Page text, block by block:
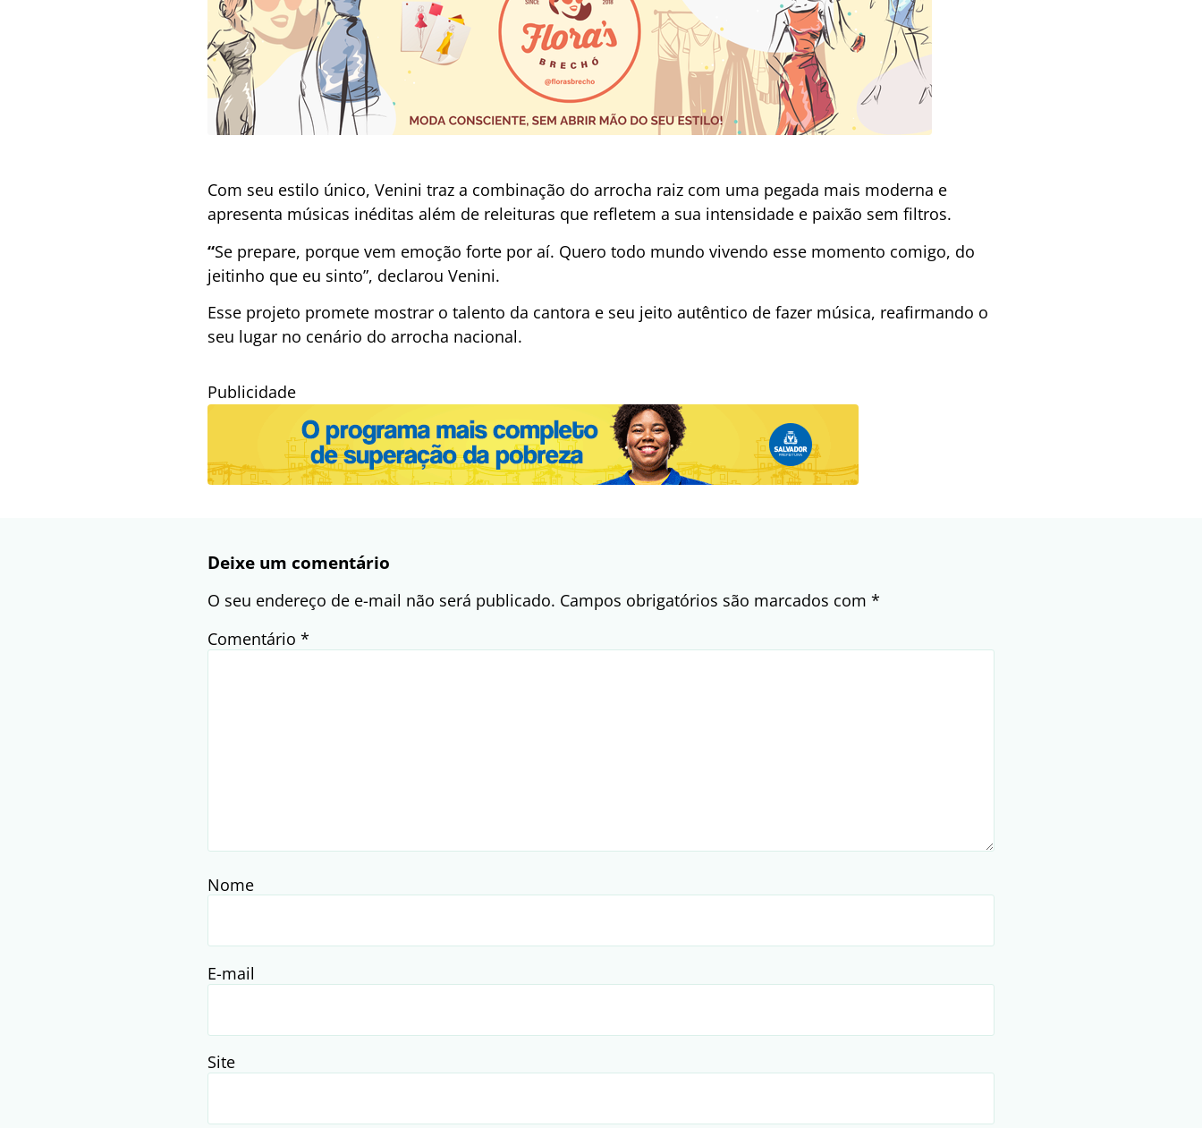
Com seu estilo único, Venini traz a combinação do arrocha raiz com uma pegada mais moderna e
apresenta músicas inéditas além de releituras que refletem a sua intensidade e paixão sem filtros.
“Se prepare, porque vem emoção forte por aí. Quero todo mundo vivendo esse momento comigo, do
jeitinho que eu sinto”, declarou Venini.
Esse projeto promete mostrar o talento da cantora e seu jeito autêntico de fazer música, reafirmando o
seu lugar no cenário do arrocha nacional.
Publicidade
Deixe um comentário
O seu endereço de e-mail não será publicado. Campos obrigatórios são marcados com *
Comentário *
Nome
E-mail
Site